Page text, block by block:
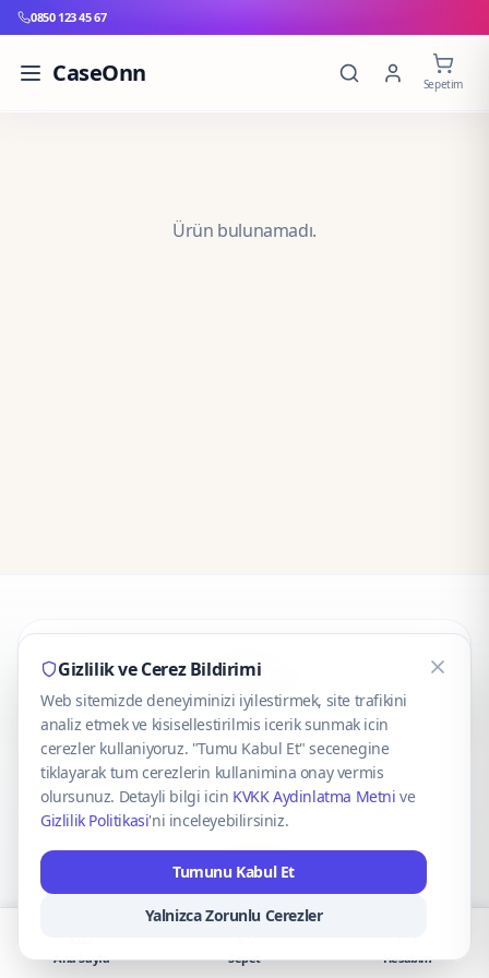
0850 123 45 67
CaseOnn Sepetim
Ürün bulunamadı.
CaseOnn
© 2025 CaseOnn. Tüm hakları saklıdır.
VISA Mastercard
Gizlilik ve Cerez Bildirimi
Web sitemizde deneyiminizi iyilestirmek, site trafikini
analiz etmek ve kisisellestirilmis icerik sunmak icin
cerezler kullaniyoruz. "Tumu Kabul Et" secenegine
tiklayarak tum cerezlerin kullanimina onay vermis
olursunuz. Detayli bilgi icin KVKK Aydinlatma Metni ve
Gizlilik Politikasi'ni inceleyebilirsiniz.
Tumunu Kabul Et
Yalnizca Zorunlu Cerezler
Ana Sayfa Sepet Hesabım